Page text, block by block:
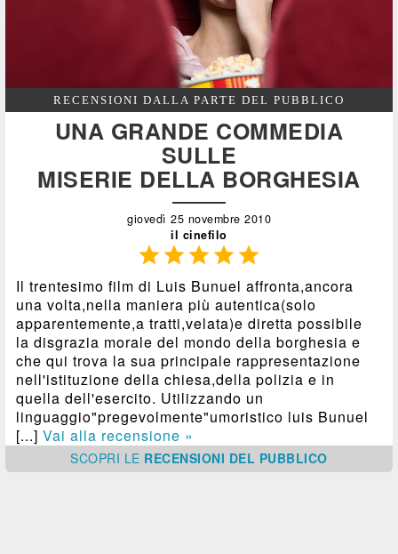
RECENSIONI DALLA PARTE DEL PUBBLICO
UNA GRANDE COMMEDIA
SULLE
MISERIE DELLA BORGHESIA
giovedì 25 novembre 2010
il cinefilo

Il trentesimo film di Luis Bunuel affronta,ancora
una volta,nella maniera più autentica(solo
apparentemente,a tratti,velata)e diretta possibile
la disgrazia morale del mondo della borghesia e
che qui trova la sua principale rappresentazione
nell'istituzione della chiesa,della polizia e in
quella dell'esercito. Utilizzando un
linguaggio"pregevolmente"umoristico luis Bunuel
[...]Vai alla recensione »
SCOPRI LE RECENSIONI DEL PUBBLICO